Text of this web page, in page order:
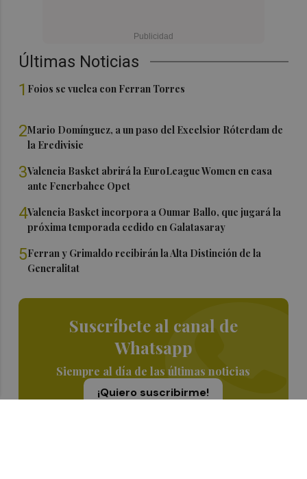
Últimas Noticias
1 Foios se vuelca con Ferran Torres
2Mario Domínguez, a un paso del Excelsior Róterdam de
la Eredivisie
3Valencia Basket abrirá la EuroLeague Women en casa
ante Fenerbahce Opet
4Valencia Basket incorpora a Oumar Ballo, que jugará la
próxima temporada cedido en Galatasaray
5Ferran y Grimaldo recibirán la Alta Distinción de la
Generalitat
Suscríbete al canal de
Whatsapp
Siempre al día de las últimas noticias
¡Quiero suscribirme!